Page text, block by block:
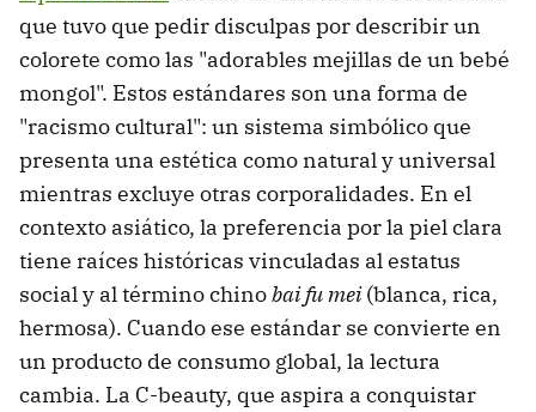
que tuvo que pedir disculpas por describir un
colorete como las "adorables mejillas de un bebé
mongol". Estos estándares son una forma de
"racismo cultural": un sistema simbólico que
presenta una estética como natural y universal
mientras excluye otras corporalidades. En el
contexto asiático, la preferencia por la piel clara
tiene raíces históricas vinculadas al estatus
social y al término chinobai fu mei(blanca, rica,
hermosa). Cuando ese estándar se convierte en
un producto de consumo global, la lectura
cambia. La C-beauty, que aspira a conquistar